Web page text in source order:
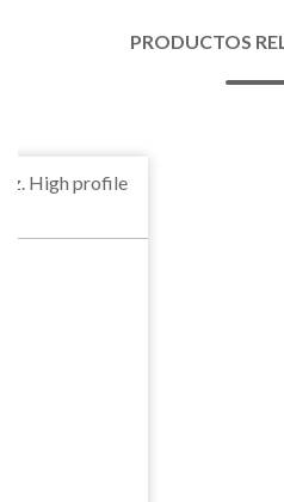
PRODUCTOS
High profile